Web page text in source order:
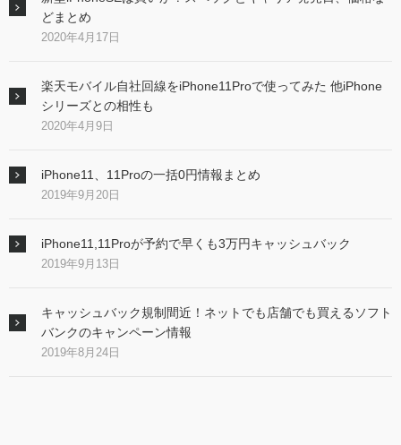
どまとめ
2020年4月17日
楽天モバイル自社回線をiPhone11Proで使ってみた 他iPhone
シリーズとの相性も
2020年4月9日
iPhone11、11Proの一括0円情報まとめ
2019年9月20日
iPhone11,11Proが予約で早くも3万円キャッシュバック
2019年9月13日
キャッシュバック規制間近！ネットでも店舗でも買えるソフト
バンクのキャンペーン情報
2019年8月24日